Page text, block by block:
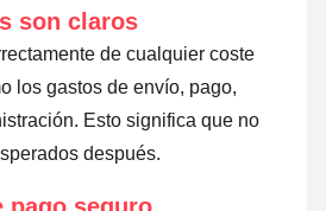
son claros
de cualquier coste
los gastos de envío, pago,
Esto significa que no
después.